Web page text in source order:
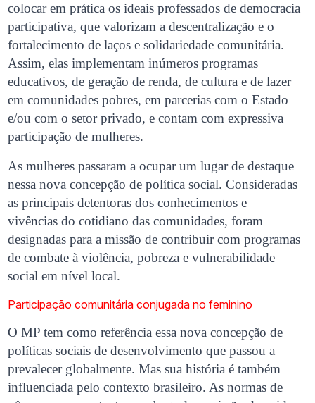
colocar em prática os ideais professados de democracia
participativa, que valorizam a descentralização e o
fortalecimento de laços e solidariedade comunitária.
Assim, elas implementam inúmeros programas
educativos, de geração de renda, de cultura e de lazer
em comunidades pobres, em parcerias com o Estado
e/ou com o setor privado, e contam com expressiva
participação de mulheres.
As mulheres passaram a ocupar um lugar de destaque
nessa nova concepção de política social. Consideradas
as principais detentoras dos conhecimentos e
vivências do cotidiano das comunidades, foram
designadas para a missão de contribuir com programas
de combate à violência, pobreza e vulnerabilidade
social em nível local.
Participação comunitária conjugada no feminino
O MP tem como referência essa nova concepção de
políticas sociais de desenvolvimento que passou a
prevalecer globalmente. Mas sua história é também
influenciada pelo contexto brasileiro. As normas de